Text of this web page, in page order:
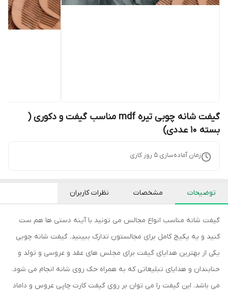
گیفت شانه چوبی تیره mdf مناسب گیفت و دکوری (
بسته 10 عددی)
زمان آماده‌سازی 5 روز کاری
توضیحات مشخصات نظرات کاربران
گیفت شانه مناسب انواع مجالس می تونید با آینه دستی ها هم ست
کنید و یه پکیج کامل برای مجالستون تدارک ببینید. گیفت شانه چوبی
یکی از بهترین هدایای گیفت برای مجلس های عقد و عروسی و تولد و
حنابندان و هدایای تبلیغاتی که به همراه حک روی شانه انجام می شود.
می باشد. این گیفت را می توان بر روی گیفت کارت چاپی عروس و داماد